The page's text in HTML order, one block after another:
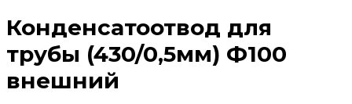
Конденсатоотвод для
трубы (430/0,5мм) Ф100
внешний